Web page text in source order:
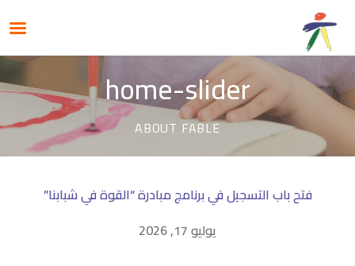
home-slider
ABOUT FABLE
فتح باب التسجيل في برنامج مبادرة “القوة في شبابنا”
يوليو 17, 2026